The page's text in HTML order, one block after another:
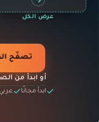
عرض الكل
تصفّح
أو ابدأ من
ابدأ مجانًا